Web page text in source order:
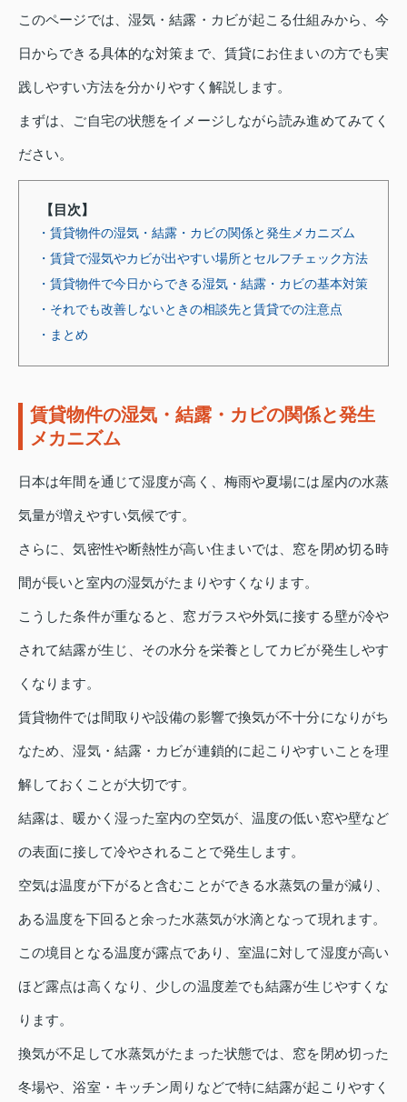
このページでは、湿気・結露・カビが起こる仕組みから、今
日からできる具体的な対策まで、賃貸にお住まいの方でも実
践しやすい方法を分かりやすく解説します。
まずは、ご自宅の状態をイメージしながら読み進めてみてく
ださい。
【目次】
・賃貸物件の湿気・結露・カビの関係と発生メカニズム
・賃貸で湿気やカビが出やすい場所とセルフチェック方法
・賃貸物件で今日からできる湿気・結露・カビの基本対策
・それでも改善しないときの相談先と賃貸での注意点
・まとめ
賃貸物件の湿気・結露・カビの関係と発生
メカニズム
日本は年間を通じて湿度が高く、梅雨や夏場には屋内の水蒸
気量が増えやすい気候です。
さらに、気密性や断熱性が高い住まいでは、窓を閉め切る時
間が長いと室内の湿気がたまりやすくなります。
こうした条件が重なると、窓ガラスや外気に接する壁が冷や
されて結露が生じ、その水分を栄養としてカビが発生しやす
くなります。
賃貸物件では間取りや設備の影響で換気が不十分になりがち
なため、湿気・結露・カビが連鎖的に起こりやすいことを理
解しておくことが大切です。
結露は、暖かく湿った室内の空気が、温度の低い窓や壁など
の表面に接して冷やされることで発生します。
空気は温度が下がると含むことができる水蒸気の量が減り、
ある温度を下回ると余った水蒸気が水滴となって現れます。
この境目となる温度が露点であり、室温に対して湿度が高い
ほど露点は高くなり、少しの温度差でも結露が生じやすくな
ります。
換気が不足して水蒸気がたまった状態では、窓を閉め切った
冬場や、浴室・キッチン周りなどで特に結露が起こりやすく